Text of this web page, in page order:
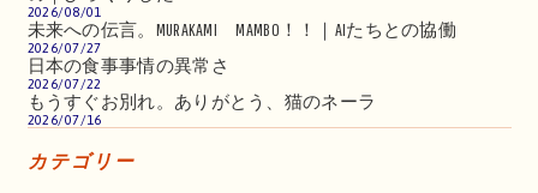
2026/08/01
未来への伝言。MURAKAMI MAMBO！！｜AIたちとの協働
2026/07/27
日本の食事事情の異常さ
2026/07/22
もうすぐお別れ。ありがとう、猫のネーラ
2026/07/16
カテゴリー